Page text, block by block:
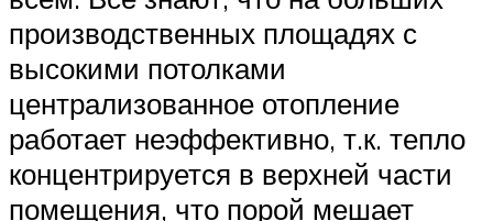
производственных площадях с
высокими потолками
централизованное отопление
работает неэффективно, т.к. тепло
концентрируется в верхней части
помещения, что порой мешает